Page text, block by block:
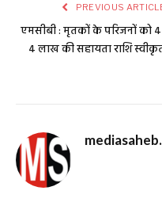
PREVIOUS
एमसीबी : मृतकों के परिजनों को
4 लाख की सहायता राशि